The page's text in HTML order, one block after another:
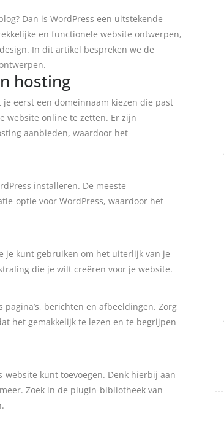
Dan is WordPress een uitstekende
en functionele website ontwerpen,
In dit artikel bespreken we de
hosting
eerst een domeinnaam kiezen die past
website online te zetten. Er zijn
aanbieden, waardoor het
installeren. De meeste
optie voor WordPress, waardoor het
je kunt gebruiken om het uiterlijk van je
die je wilt creëren voor je website.
berichten en afbeeldingen. Zorg
het gemakkelijk te lezen en te begrijpen
kunt toevoegen. Denk hierbij aan
Zoek in de plugin-bibliotheek van